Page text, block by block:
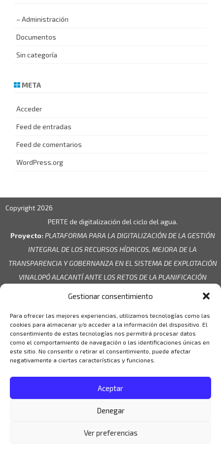
Gestionar consentimiento
Para ofrecer las mejores experiencias, utilizamos tecnologías como las
cookies para almacenar y/o acceder a la información del dispositivo. El
consentimiento de estas tecnologías nos permitirá procesar datos
como el comportamiento de navegación o las identificaciones únicas en
este sitio. No consentir o retirar el consentimiento, puede afectar
negativamente a ciertas características y funciones.
Aceptar
Denegar
Ver preferencias
– Administración
Documentos
Sin categoría
META
Acceder
Feed de entradas
Feed de comentarios
WordPress.org
Copyright 2026
PERTE de digitalización del ciclo del agua.
Proyecto: PLATAFORMA PARA LA DIGITALIZACIÓN DE LA GESTIÓN
INTEGRAL DE LOS RECURSOS HÍDRICOS, MEJORA DE LA
TRANSPARENCIA Y GOBERNANZA EN EL SISTEMA DE EXPLOTACIÓN
VINALOPÓ ALACANTÍ ANTE LOS RETOS DE LA PLANIFICACIÓN
Cuantía de la Ayuda:89.130,00 €